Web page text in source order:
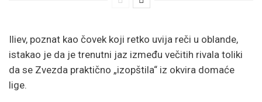
Iliev, poznat kao čovek koji retko uvija reči u oblande,
istakao je da je trenutni jaz između večitih rivala toliki
da se Zvezda praktično „izopštila“ iz okvira domaće
lige.